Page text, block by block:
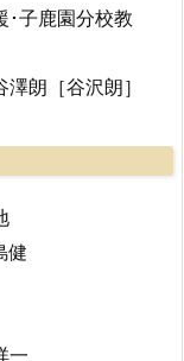
子鹿園分校教
朗［谷沢朗］
健
一